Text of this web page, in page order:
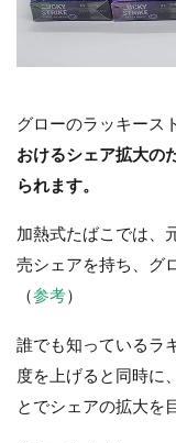
グローのラッキース
おけるシェア拡大の
られます。
加熱式たばこでは、
売シェアを持ち、グ
（参考）
誰でも知っているラ
度を上げると同時に
とでシェアの拡大を